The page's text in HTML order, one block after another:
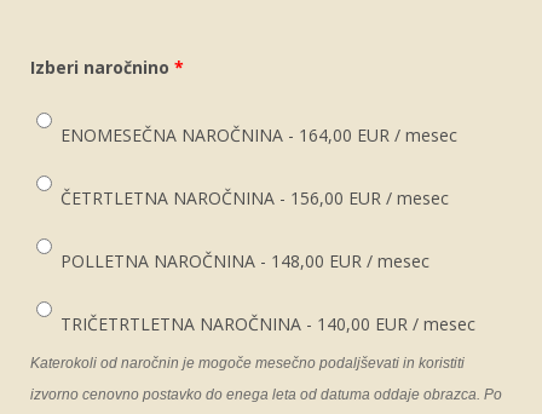
Izberi naročnino *
ENOMESEČNA NAROČNINA - 164,00 EUR / mesec
ČETRTLETNA NAROČNINA - 156,00 EUR / mesec
POLLETNA NAROČNINA - 148,00 EUR / mesec
TRIČETRTLETNA NAROČNINA - 140,00 EUR / mesec
Katerokoli od naročnin je mogoče mesečno podaljševati in koristiti
izvorno cenovno postavko do enega leta od datuma oddaje obrazca. Po